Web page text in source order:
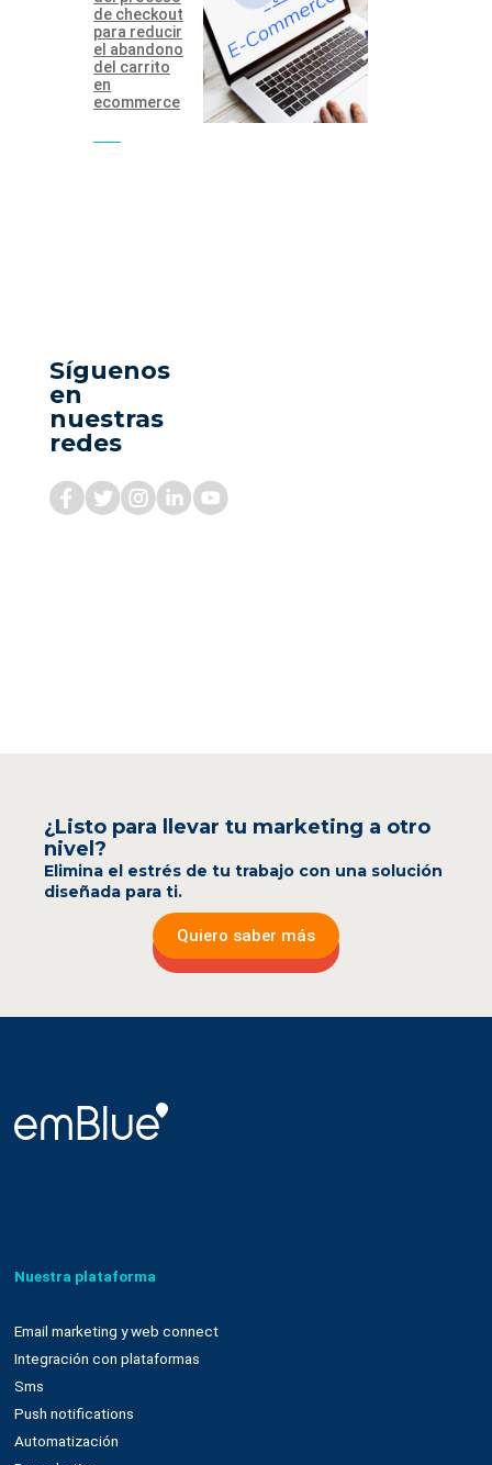
de checkout
para reducir
el abandono
del carrito
en
ecommerce
Síguenos
en
nuestras
redes
¿Listo para llevar tu marketing a otro
nivel?
Elimina el estrés de tu trabajo con una solución
diseñada para ti.
Quiero saber más